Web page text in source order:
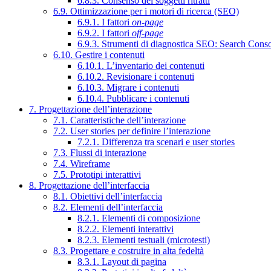
6.9. Ottimizzazione per i motori di ricerca (SEO)
6.9.1. I fattori on-page
6.9.2. I fattori off-page
6.9.3. Strumenti di diagnostica SEO: Search
6.10. Gestire i contenuti
6.10.1. L’inventario dei contenuti
6.10.2. Revisionare i contenuti
6.10.3. Migrare i contenuti
6.10.4. Pubblicare i contenuti
7. Progettazione dell’interazione
7.1. Caratteristiche dell’interazione
7.2. User stories per definire l’interazione
7.2.1. Differenza tra scenari e user stories
7.3. Flussi di interazione
7.4. Wireframe
7.5. Prototipi interattivi
8. Progettazione dell’interfaccia
8.1. Obiettivi dell’interfaccia
8.2. Elementi dell’interfaccia
8.2.1. Elementi di composizione
8.2.2. Elementi interattivi
8.2.3. Elementi testuali (microtesti)
8.3. Progettare e costruire in alta fedeltà
8.3.1. Layout di pagina